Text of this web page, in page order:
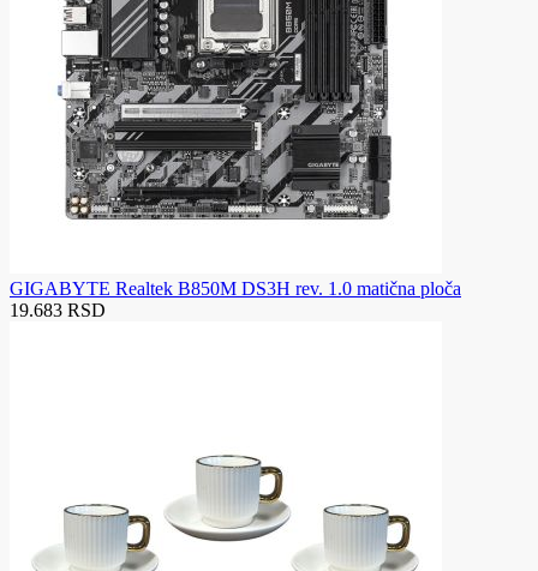
GIGABYTE Realtek B850M DS3H rev. 1.0 matična ploča
19.683 RSD